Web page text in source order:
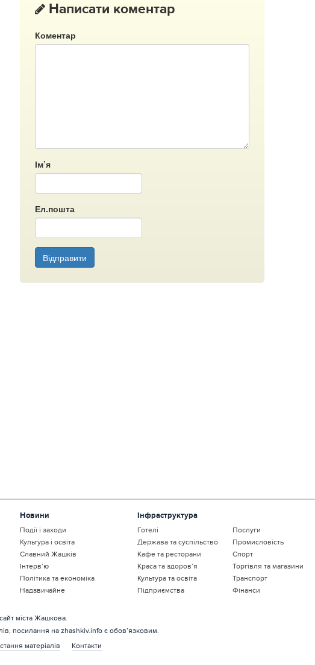
Написати коментар
Коментар
Ім’я
Ел.пошта
Відправити
Новини
Події і заходи
Культура і освіта
Славний Жашків
Інтерв’ю
Політика та економіка
Надзвичайне
Інфраструктура
Готелі
Держава та суспільство
Кафе та ресторани
Краса та здоров’я
Культура та освіта
Підприємства
Послуги
Промисловість
Спорт
Торгівля та магазини
Транспорт
Фінанси
міста Жашкова.
посилання на zhashkiv.info є обов’язковим.
матеріалів Контакти